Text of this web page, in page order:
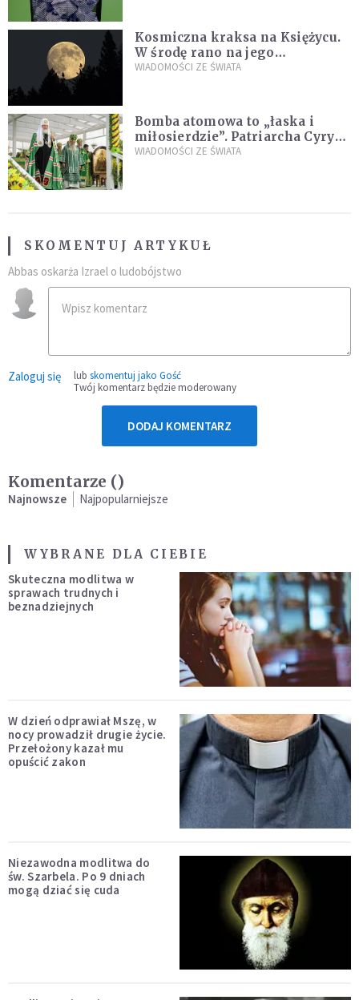
Kosmiczna kraksa na Księżycu.
W środę rano na jego
powierzchni dojdzie do
WIADOMOŚCI ZE ŚWIATA
Bomba atomowa to „łaska i
miłosierdzie”. Patriarcha Cyryl
wychwala Putina
WIADOMOŚCI ZE ŚWIATA
SKOMENTUJ ARTYKUŁ
Abbas oskarża Izrael o ludobójstwo
Zaloguj się lub skomentuj jako Gość
Twój komentarz będzie moderowany
DODAJ KOMENTARZ
Komentarze ()
Najnowsze Najpopularniejsze
WYBRANE DLA CIEBIE
Skuteczna modlitwa w
sprawach trudnych i
beznadziejnych
W dzień odprawiał Mszę, w
nocy prowadził drugie życie.
Przełożony kazał mu
opuścić zakon
Niezawodna modlitwa do
św. Szarbela. Po 9 dniach
mogą dziać się cuda